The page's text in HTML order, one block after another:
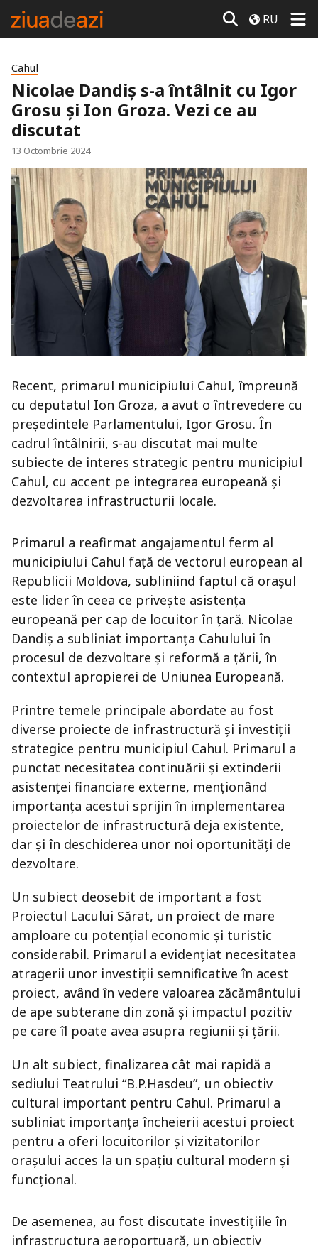
RU
Cahul
Nicolae Dandiș s-a întâlnit cu Igor
Grosu și Ion Groza. Vezi ce au
discutat
13 Octombrie 2024
Recent, primarul municipiului Cahul, împreună
cu deputatul Ion Groza, a avut o întrevedere cu
președintele Parlamentului, Igor Grosu. În
cadrul întâlnirii, s-au discutat mai multe
subiecte de interes strategic pentru municipiul
Cahul, cu accent pe integrarea europeană și
dezvoltarea infrastructurii locale.
Primarul a reafirmat angajamentul ferm al
municipiului Cahul față de vectorul european al
Republicii Moldova, subliniind faptul că orașul
este lider în ceea ce privește asistența
europeană per cap de locuitor în țară. Nicolae
Dandiș a subliniat importanța Cahulului în
procesul de dezvoltare și reformă a țării, în
contextul apropierei de Uniunea Europeană.
Printre temele principale abordate au fost
diverse proiecte de infrastructură și investiții
strategice pentru municipiul Cahul. Primarul a
punctat necesitatea continuării și extinderii
asistenței financiare externe, menționând
importanța acestui sprijin în implementarea
proiectelor de infrastructură deja existente,
dar și în deschiderea unor noi oportunități de
dezvoltare.
Un subiect deosebit de important a fost
Proiectul Lacului Sărat, un proiect de mare
amploare cu potențial economic și turistic
considerabil. Primarul a evidențiat necesitatea
atragerii unor investiții semnificative în acest
proiect, având în vedere valoarea zăcământului
de ape subterane din zonă și impactul pozitiv
pe care îl poate avea asupra regiunii și țării.
Un alt subiect, finalizarea cât mai rapidă a
sediului Teatrului “B.P.Hasdeu”, un obiectiv
cultural important pentru Cahul. Primarul a
subliniat importanța încheierii acestui proiect
pentru a oferi locuitorilor și vizitatorilor
orașului acces la un spațiu cultural modern și
funcțional.
De asemenea, au fost discutate investițiile în
infrastructura aeroportuară, un obiectiv